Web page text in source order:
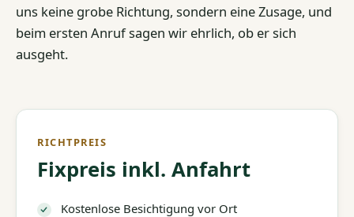
uns keine grobe Richtung, sondern eine Zusage, und
beim ersten Anruf sagen wir ehrlich, ob er sich
ausgeht.
RICHTPREIS
Fixpreis inkl. Anfahrt
Kostenlose Besichtigung vor Ort